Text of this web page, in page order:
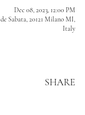
Dec 08, 2023, 12:00 PM
Sabata, 20121 Milano MI,
Italy
SHARE